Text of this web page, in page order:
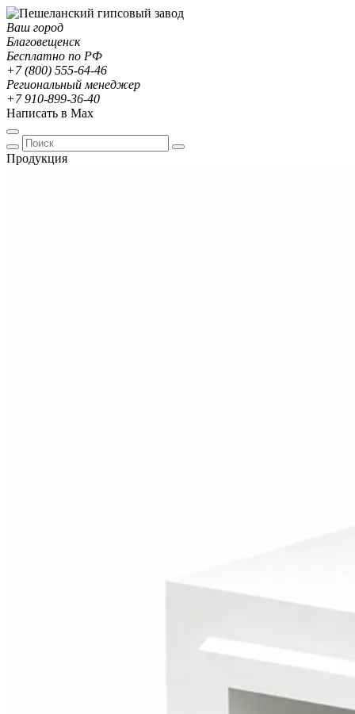
Ваш город
Благовещенск
Бесплатно по РФ
+7 (800) 555-64-46
Региональный менеджер
+7 910-899-36-40
Написать в Max
Продукция